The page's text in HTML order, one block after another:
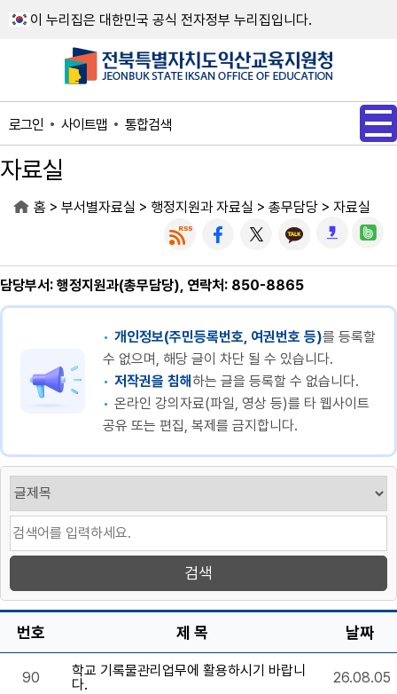
이 누리집은 대한민국 공식 전자정부 누리집입니다.
로그인 사이트맵 통합검색
자료실
홈 > 부서별자료실 > 행정지원과 자료실 > 총무담당 > 자료실
담당부서: 행정지원과(총무담당), 연락처: 850-8865
개인정보(주민등록번호, 여권번호 등)를 등록할
수 없으며, 해당 글이 차단 될 수 있습니다.
저작권을 침해하는 글을 등록할 수 없습니다.
온라인 강의자료(파일, 영상 등)를 타 웹사이트
공유 또는 편집, 복제를 금지합니다.
번호 제 목 날짜
90
학교 기록물관리업무에 활용하시기 바랍니
다.
26.08.05